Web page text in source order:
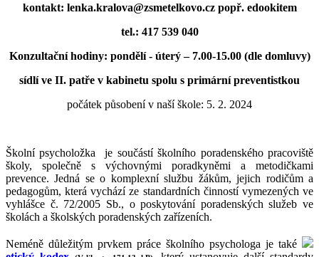
kontakt: lenka.kralova@zsmetelkovo.cz popř. edookitem
tel.: 417 539 040
Konzultační hodiny: pondělí - úterý – 7.00-15.00 (dle domluvy)
sídlí ve II. patře v kabinetu spolu s primární preventistkou
počátek působení v naší škole: 5. 2. 2024
Školní psycholožka je součástí školního poradenského pracoviště
školy, společně s výchovnými poradkyněmi a metodičkami
prevence. Jedná se o komplexní službu žákům, jejich rodičům a
pedagogům, která vychází ze standardních činností vymezených ve
vyhlášce č. 72/2005 Sb., o poskytování poradenských služeb ve
školách a školských poradenských zařízeních.
Neméně důležitým prvkem práce školního psychologa je také